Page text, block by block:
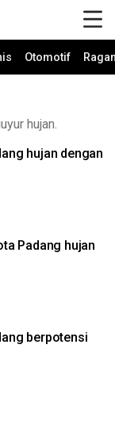
Otomotif
hujan.
hujan dengan
Padang hujan
berpotensi